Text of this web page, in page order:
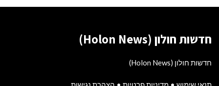
חדשות חולון (Holon News)
חדשות חולון (Holon News)